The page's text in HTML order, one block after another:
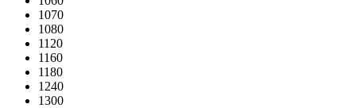
1070
1080
1120
1160
1180
1240
1300